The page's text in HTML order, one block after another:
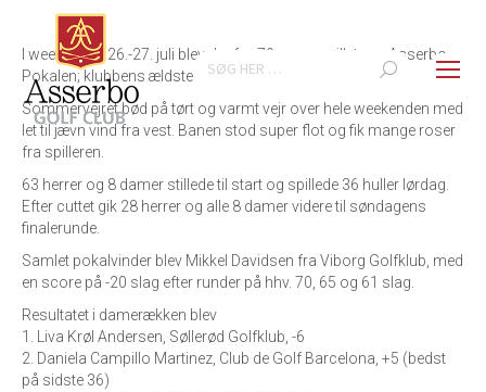
Search:
I weekenden 26.-27. juli blev der for 79. gang spillet om Asserbo
Pokalen; klubbens ældste og fornemmeste pokal.
Sommervejret bød på tørt og varmt vejr over hele weekenden med
let til jævn vind fra vest. Banen stod super flot og fik mange roser
fra spilleren.
63 herrer og 8 damer stillede til start og spillede 36 huller lørdag.
Efter cuttet gik 28 herrer og alle 8 damer videre til søndagens
finalerunde.
Samlet pokalvinder blev Mikkel Davidsen fra Viborg Golfklub, med
en score på -20 slag efter runder på hhv. 70, 65 og 61 slag.
Resultatet i damerækken blev
1. Liva Krøl Andersen, Søllerød Golfklub, -6
2. Daniela Campillo Martinez, Club de Golf Barcelona, +5 (bedst
på sidste 36)